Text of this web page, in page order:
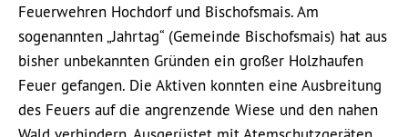
Feuerwehren Hochdorf und Bischofsmais. Am
sogenannten „Jahrtag“ (Gemeinde Bischofsmais) hat aus
bisher unbekannten Gründen ein großer Holzhaufen
Feuer gefangen. Die Aktiven konnten eine Ausbreitung
des Feuers auf die angrenzende Wiese und den nahen